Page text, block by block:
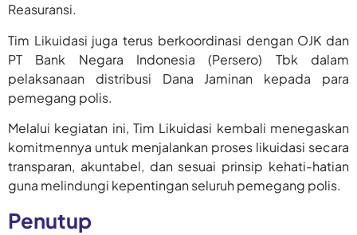
Reasuransi.
Tim Likuidasi juga terus berkoordinasi dengan OJK dan
PT Bank Negara Indonesia (Persero) Tbk dalam
pelaksanaan distribusi Dana Jaminan kepada para
pemegang polis.
Melalui kegiatan ini, Tim Likuidasi kembali menegaskan
komitmennya untuk menjalankan proses likuidasi secara
transparan, akuntabel, dan sesuai prinsip kehati-hatian
guna melindungi kepentingan seluruh pemegang polis.
Penutup